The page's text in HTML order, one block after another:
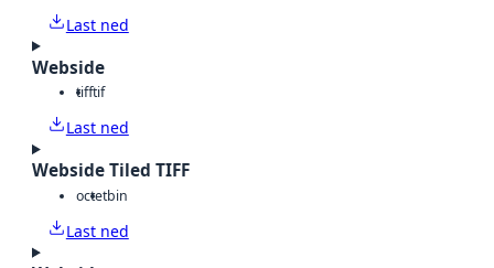
Last ned
Webside
tifftif
Last ned
Webside Tiled TIFF
octetbin
Last ned